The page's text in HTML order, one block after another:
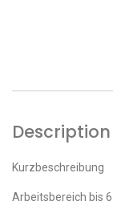
Description
Kurzbeschreibung
Arbeitsbereich bis